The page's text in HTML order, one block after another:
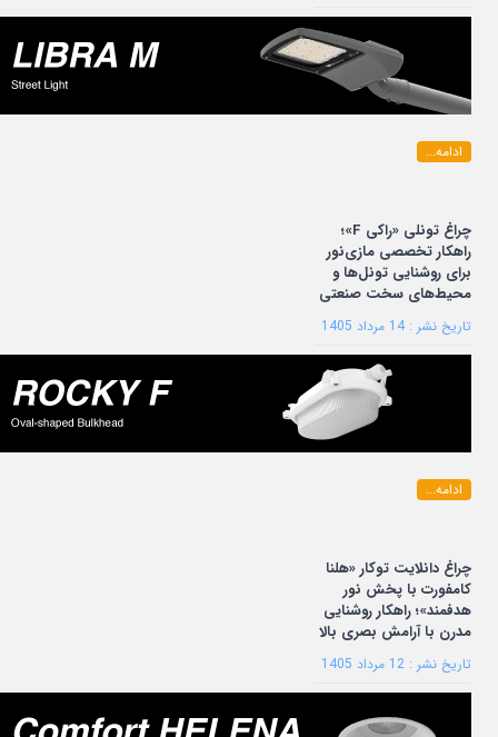
ادامه...
چراغ تونلی «راکی F»؛
راهکار تخصصی مازی‌نور
برای روشنایی تونل‌ها و
محیط‌های سخت صنعتی
تاریخ نشر : 14 مرداد 1405
ادامه...
چراغ دانلایت توکار «هلنا
کامفورت با پخش نور
هدفمند»؛ راهکار روشنایی
مدرن با آرامش بصری بالا
تاریخ نشر : 12 مرداد 1405